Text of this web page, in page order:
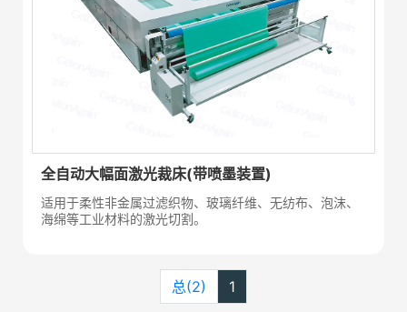
全自动大幅面激光裁床(带喷墨装置)
适用于柔性非金属过滤织物、玻璃纤维、无纺布、泡沫、
海绵等工业材料的激光切割。
总(2) 1